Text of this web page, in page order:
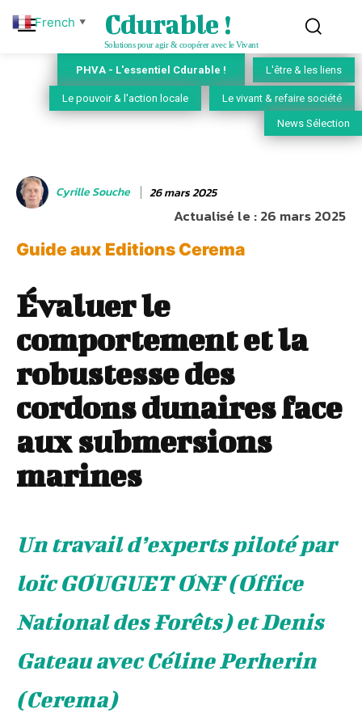
Cdurable !
Solutions pour agir & coopérer avec le Vivant
PHVA - L'essentiel Cdurable ! L'être & les liens
Le pouvoir & l'action locale Le vivant & refaire société
News Sélection
Cyrille Souche 26 mars 2025
Actualisé le :26 mars 2025
Guide aux Editions Cerema
Évaluer le
comportement et la
robustesse des
cordons dunaires face
aux submersions
marines
Un travail d’experts piloté par
loïc GOUGUET ONF (Office
National des Forêts) et Denis
Gateau avec Céline Perherin
(Cerema)
French ▼